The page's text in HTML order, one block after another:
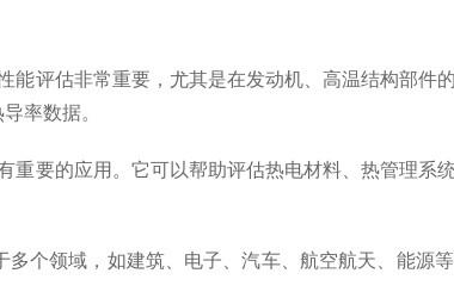
估非常重要，尤其是在发动机、高温结构部件
率数据。
的应用。它可以帮助评估热电材料、热管理系
领域，如建筑、电子、汽车、航空航天、能源